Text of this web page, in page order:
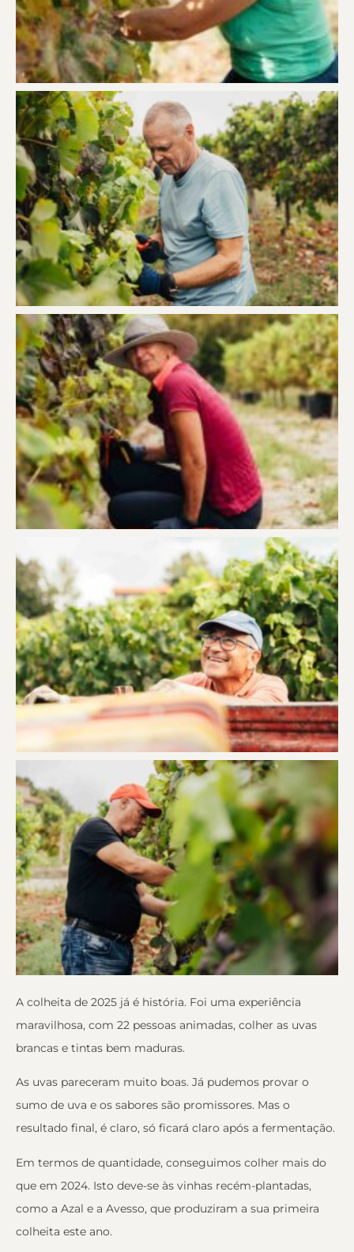
A colheita de 2025 já é história. Foi uma experiência
maravilhosa, com 22 pessoas animadas, colher as uvas
brancas e tintas bem maduras.
As uvas pareceram muito boas. Já pudemos provar o
sumo de uva e os sabores são promissores. Mas o
resultado final, é claro, só ficará claro após a fermentação.
Em termos de quantidade, conseguimos colher mais do
que em 2024. Isto deve-se às vinhas recém-plantadas,
como a Azal e a Avesso, que produziram a sua primeira
colheita este ano.